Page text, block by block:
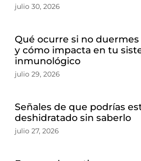
julio 30, 2026
Qué ocurre si no
y cómo impacta en tu
inmunológico
julio 29, 2026
Señales de que podrías
deshidratado sin saberlo
julio 27, 2026